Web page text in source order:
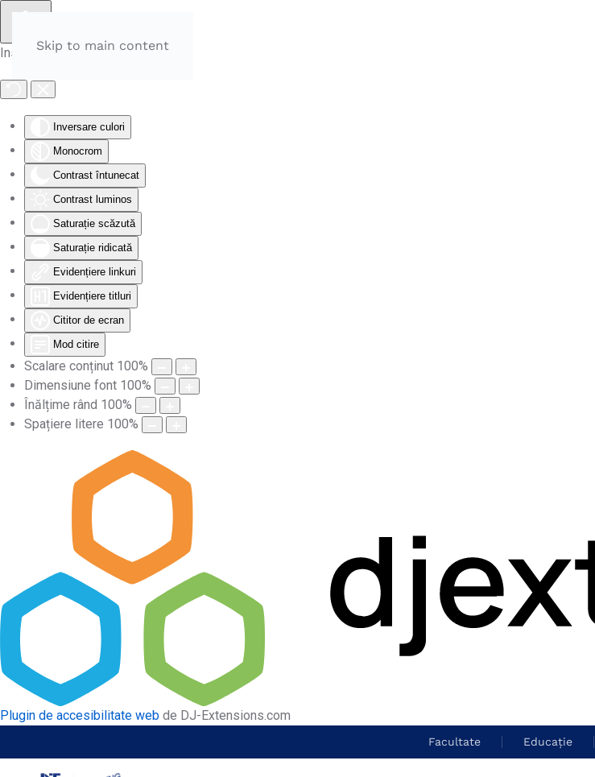
Instrumente de accesibilitate
Inversare culori
Monocrom
Contrast întunecat
Contrast luminos
Saturație scăzută
Saturație ridicată
Evidențiere linkuri
Evidențiere titluri
Cititor de ecran
Mod citire
Scalare conținut 100%
Dimensiune font 100%
Înălțime rând 100%
Spațiere litere 100%
Plugin de accesibilitate web de DJ-Extensions.com
Skip to main content
Facultate Educație